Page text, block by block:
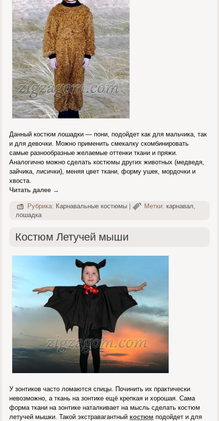
Данный костюм лошадки — пони, подойдет как для мальчика, так
и для девочки. Можно применить смекалку скомбинировать
самые разнообразные желаемые оттенки ткани и пряжи.
Аналогично можно сделать костюмы других животных (медведя,
зайчика, лисички), меняя цвет ткани, форму ушек, мордочки и
хвоста.
Читать далее →
Рубрика: Карнавальные костюмы | Метки: карнавал,
лошадка
Костюм Летучей мыши
У зонтиков часто ломаются спицы. Починить их практически
невозможно, а ткань на зонтике ещё крепкая и хорошая. Сама
форма ткани на зонтике наталкивает на мысль сделать костюм
летучей мышки. Такой экстравагантный костюм подойдет и для